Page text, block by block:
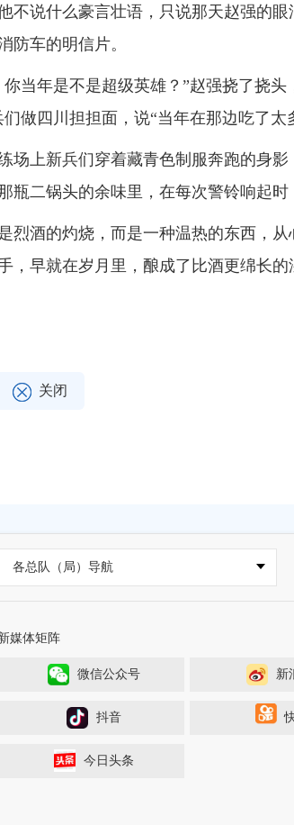
说什么豪言壮语，只说那天赵强的眼
防车的明信片。
当年是不是超级英雄？ ”赵强挠了挠头
做四川担担面，说“当年在那边吃了太
上新兵们穿着藏青色制服奔跑的身
二锅头的余味里，在每次警铃响起时
酒的灼烧，而是一种温热的东西，
早就在岁月里，酿成了比酒更绵长的
关闭
各总队（局）导航
媒体矩阵
微信公众号 新
抖音
今日头条